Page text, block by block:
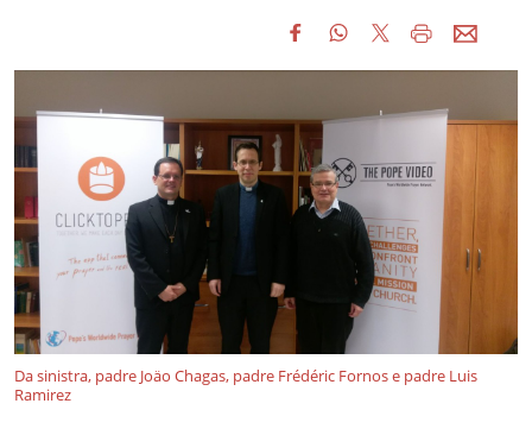
Da sinistra, padre Joäo Chagas, padre Frédéric Fornos e padre Luis
Ramirez